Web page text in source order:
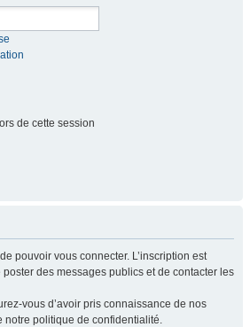
de cette session
pouvoir vous connecter. L’inscription est
des messages publics et de contacter les
vous d’avoir pris connaissance de nos
notre politique de confidentialité.